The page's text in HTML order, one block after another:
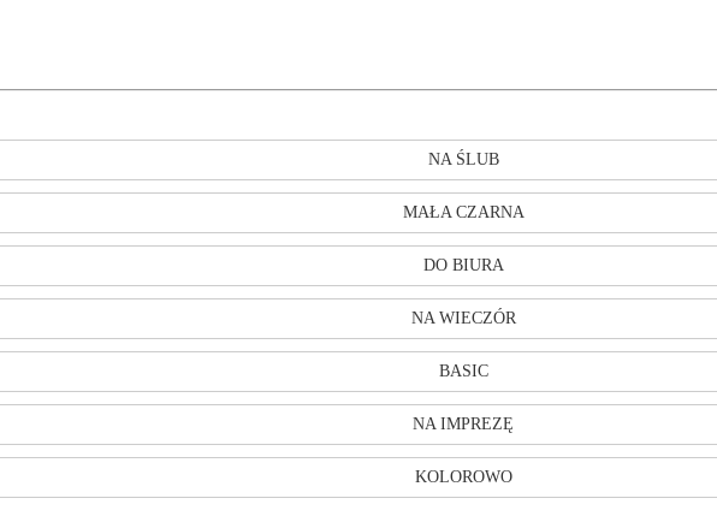
NA ŚLUB
MAŁA CZARNA
DO BIURA
NA WIECZÓR
BASIC
NA IMPREZĘ
KOLOROWO